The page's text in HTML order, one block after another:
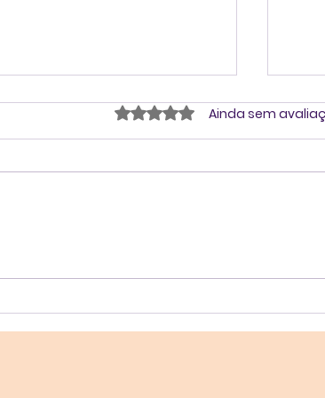
saúde mental
Avaliado com 0 de 5
Ainda sem